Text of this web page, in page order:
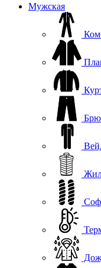
Мужская